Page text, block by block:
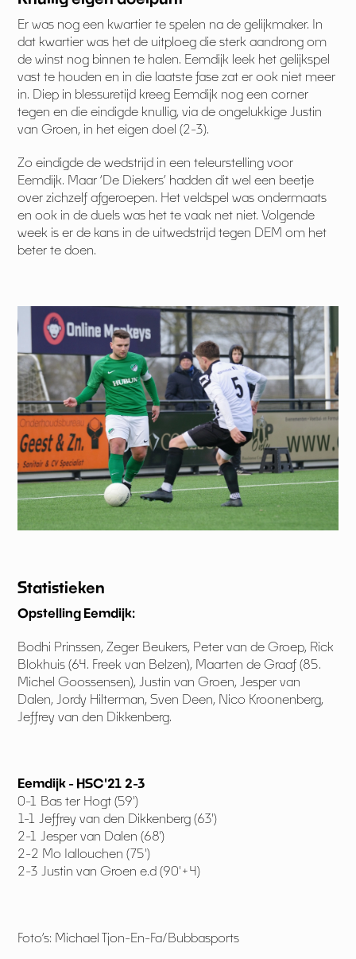
Er was nog een kwartier te spelen na de gelijkmaker. In
dat kwartier was het de uitploeg die sterk aandrong om
de winst nog binnen te halen. Eemdijk leek het gelijkspel
vast te houden en in die laatste fase zat er ook niet meer
in. Diep in blessuretijd kreeg Eemdijk nog een corner
tegen en die eindigde knullig, via de ongelukkige Justin
van Groen, in het eigen doel (2-3).
Zo eindigde de wedstrijd in een teleurstelling voor
Eemdijk. Maar ‘De Diekers’ hadden dit wel een beetje
over zichzelf afgeroepen. Het veldspel was ondermaats
en ook in de duels was het te vaak net niet. Volgende
week is er de kans in de uitwedstrijd tegen DEM om het
beter te doen.
Statistieken
Opstelling Eemdijk:
Bodhi Prinssen, Zeger Beukers, Peter van de Groep, Rick
Blokhuis (64. Freek van Belzen), Maarten de Graaf (85.
Michel Goossensen), Justin van Groen, Jesper van
Dalen, Jordy Hilterman, Sven Deen, Nico Kroonenberg,
Jeffrey van den Dikkenberg.
Eemdijk - HSC'21 2-3
0-1 Bas ter Hogt (59')
1-1 Jeffrey van den Dikkenberg (63')
2-1 Jesper van Dalen (68')
2-2 Mo Iallouchen (75')
2-3 Justin van Groen e.d (90'+4)
Foto’s: Michael Tjon-En-Fa/Bubbasports